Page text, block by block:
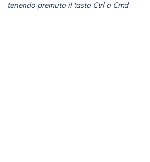
tenendo premuto il tasto Ctrl o Cmd